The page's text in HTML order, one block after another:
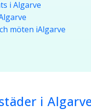
i Algarve
möten iAlgarve
i